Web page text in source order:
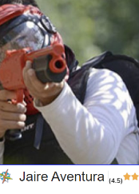
(4.5)